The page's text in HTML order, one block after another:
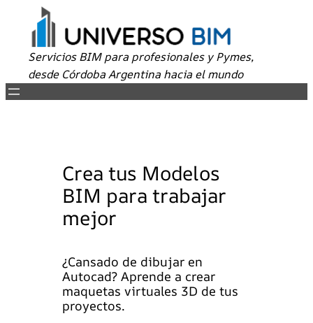
Servicios BIM para profesionales y Pymes,
desde Córdoba Argentina hacia el mundo
Crea tus Modelos
BIM para trabajar
mejor
¿Cansado de dibujar en
Autocad? Aprende a crear
maquetas virtuales 3D de tus
proyectos.